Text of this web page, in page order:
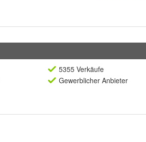
5355 Verkäufe
Gewerblicher Anbieter